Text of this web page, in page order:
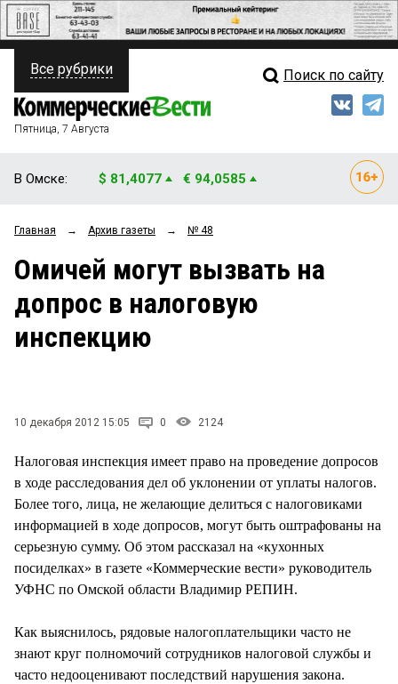
ПОЛИТИКА
ФИНАНСЫ
ОБЩЕСТВО
ЗАКОН
НОВОСТИ КОМПАНИЙ
Свежий выпуск
Рейтинги
Блоги
Все рубрики Поиск по сайту
Пятница, 7 Августа
В Омске: $ 81,4077 € 94,0585
Главная → Архив газеты → № 48
Омичей могут вызвать на
допрос в налоговую
инспекцию
10 декабря 2012 15:05 0 2124
Налоговая инспекция имеет право на проведение допросов
в ходе расследования дел об уклонении от уплаты налогов.
Более того, лица, не желающие делиться с налоговиками
информацией в ходе допросов, могут быть оштрафованы на
серьезную сумму. Об этом рассказал на «кухонных
посиделках» в газете «Коммерческие вести» руководитель
УФНС по Омской области Владимир РЕПИН.
Как выяснилось, рядовые налогоплательщики часто не
знают круг полномочий сотрудников налоговой службы и
часто недооценивают последствий нарушения закона.